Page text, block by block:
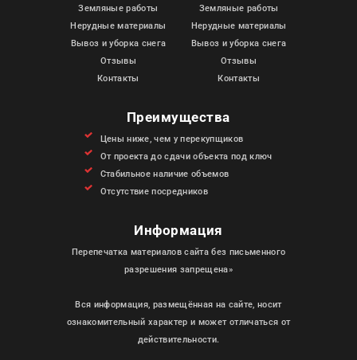
Земляные работы
Нерудные материалы
Вывоз и уборка снега
Отзывы
Контакты
Земляные работы
Нерудные материалы
Вывоз и уборка снега
Отзывы
Контакты
Преимущества
Цены ниже, чем у перекупщиков
От проекта до сдачи объекта под ключ
Стабильное наличие объемов
Отсутствие посредников
Информация
Перепечатка материалов сайта без письменного
разрешения запрещена»
Вся информация, размещённая на сайте, носит
ознакомительный характер и может отличаться от
действительности.